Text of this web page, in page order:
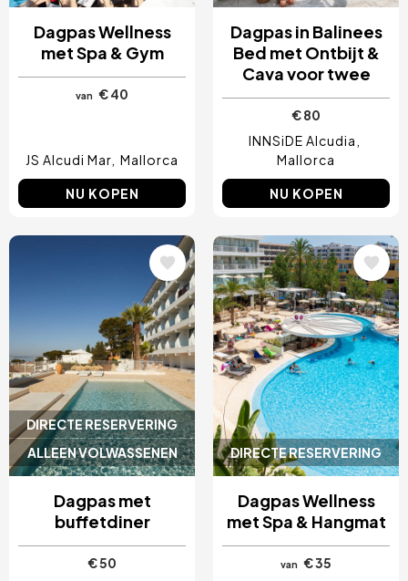
Dagpas Wellness
met Spa & Gym
van € 40
JS Alcudi Mar Mallorca
NU KOPEN
Dagpas in Balinees
Bed met Ontbijt &
Cava voor twee
€ 80
INNSiDE Alcudia
Mallorca
NU KOPEN
DIRECTE RESERVERING
ALLEEN VOLWASSENEN
Dagpas met
buffetdiner
€ 50
DIRECTE RESERVERING
Afbeelding
Dagpas Wellness
met Spa & Hangmat
van
€ 35